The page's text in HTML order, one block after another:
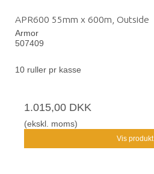
APR600 55mm x 600m, Outside
Armor
507409
10 ruller pr kasse
1.015,00 DKK
(ekskl. moms)
Vis produkt